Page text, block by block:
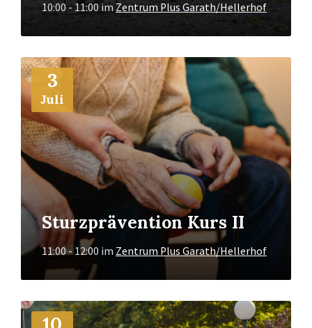
10:00 - 11:00imZentrum Plus Garath/Hellerhof
3
Juli
Sturzprävention Kurs II
11:00 - 12:00 im Zentrum Plus Garath/Hellerhof
Mehr
Info
Mehr
Info